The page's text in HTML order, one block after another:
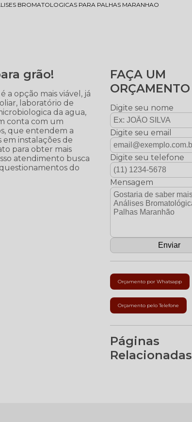
BROMATOLOGICAS PARA PALHAS MARANHAO
grão!
a opção mais viável, já
laboratório de
da agua,
conta com um
que entendem a
em instalações de
para obter mais
atendimento busca
do
FAÇA UM
ORÇAMENTO
Digite seu nome
Digite seu email
Digite seu telefone
Mensagem
Orçamento por Whatsapp
Orçamento pelo Telefone
Páginas
Relacionadas